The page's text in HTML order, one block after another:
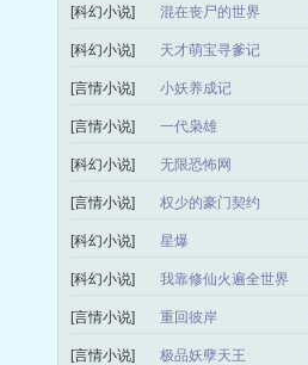
[科幻小说] 混在丧尸的世界
[科幻小说] 天才萌宝寻爹记
[言情小说] 小妖养成记
[言情小说] 一代枭雄
[科幻小说] 无限恐怖网
[言情小说] 权少的豪门契约
[科幻小说] 星爆
[科幻小说] 我靠修仙火遍全世界
[言情小说] 重回彼岸
[言情小说] 极品妖孽天王